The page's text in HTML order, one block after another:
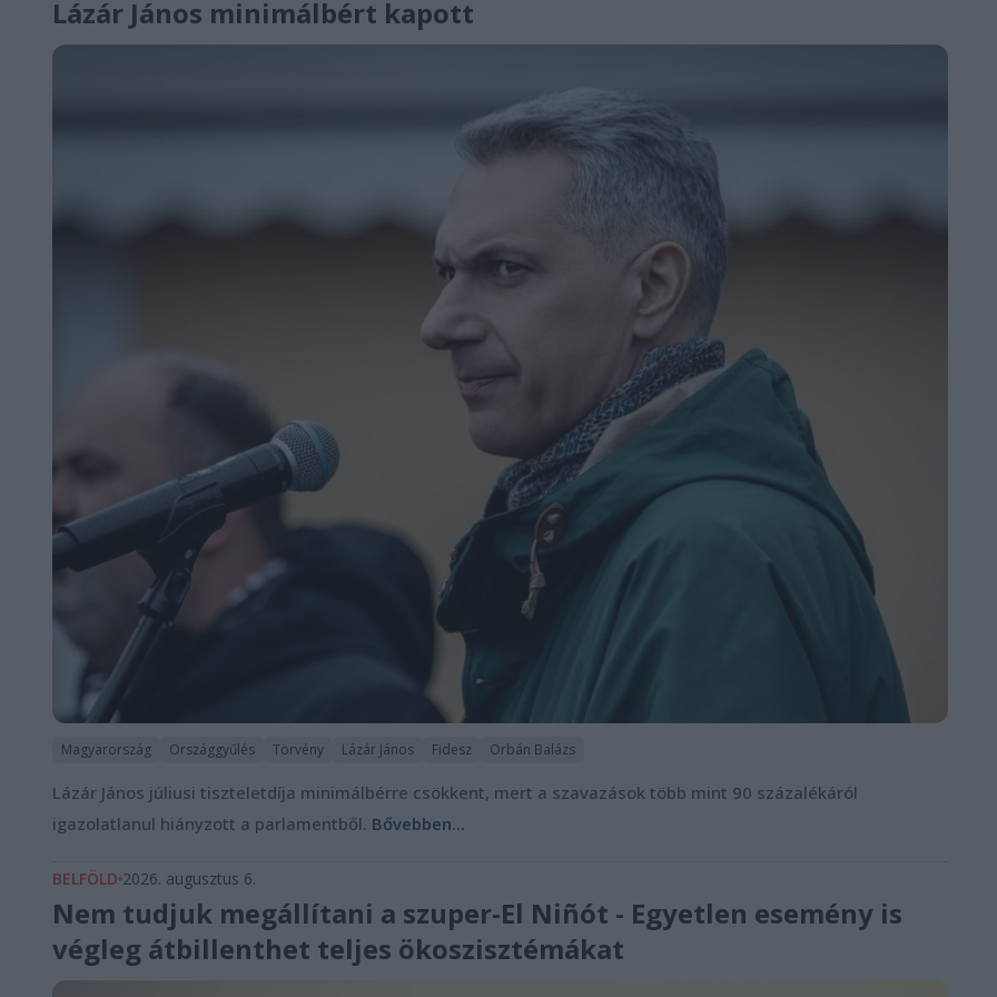
Lázár János minimálbért kapott
Magyarország Országgyűlés Törvény Lázár János Fidesz Orbán Balázs
Lázár János júliusi tiszteletdíja minimálbérre csökkent, mert a szavazások több mint 90 százalékáról
igazolatlanul hiányzott a parlamentből. Bővebben...
BELFÖLD 2026. augusztus 6.
Nem tudjuk megállítani a szuper-El Niñót - Egyetlen esemény is
végleg átbillenthet teljes ökoszisztémákat